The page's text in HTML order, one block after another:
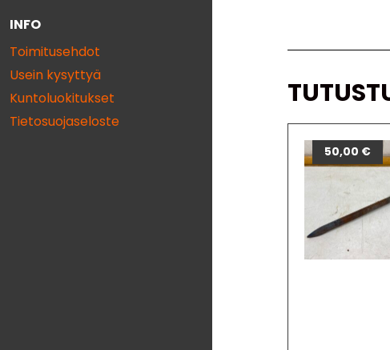
INFO
Toimitusehdot
Usein kysyttyä
Kuntoluokitukset
Tietosuojaseloste
50,00 €